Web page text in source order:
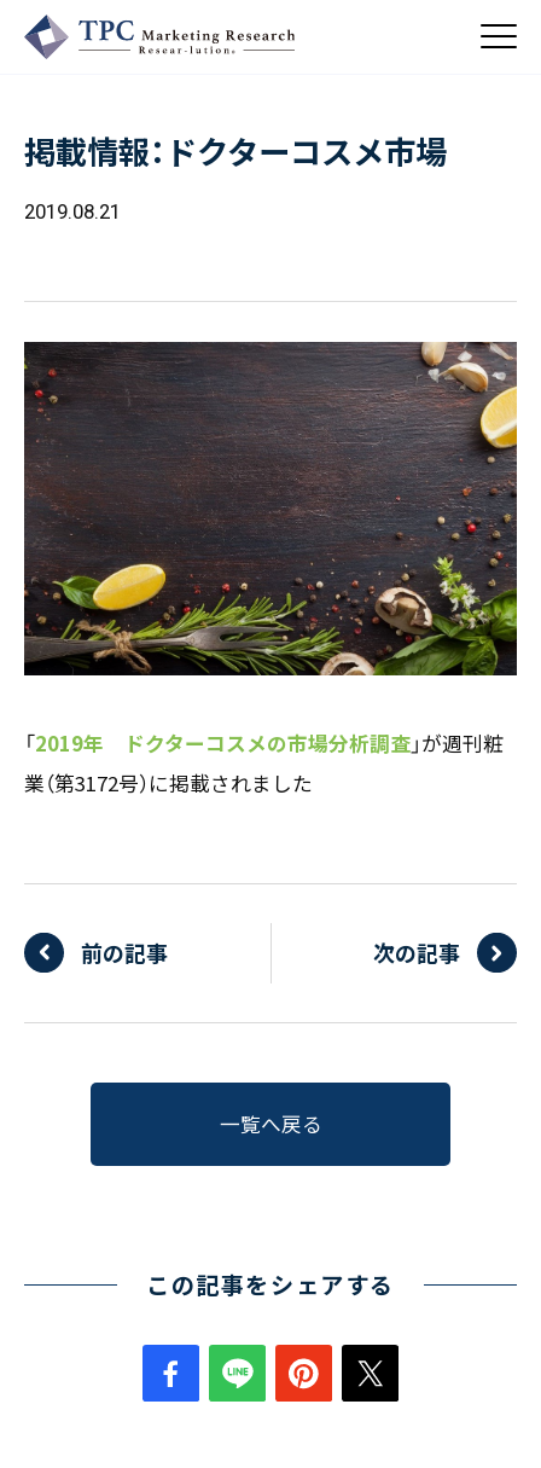
〒550-0013
TEL 06-6538-5358（代表）
Mail form
About Us
CSR
依頼・受託調査
- 市場調査
- 競合調査
- アンケート調査
- クイックリサーチ
自主企画調査
お客様の声
Online Shop ／ 事業紹介
Beauty & Cosmetics
Health & Food
Pharmaceuticals & Medical
Chemical & Life Sciences
Topics ／ トピックス
ALL
お知らせ
新刊情報
掲載情報
Newsletter
インタビュー
TPCジャーナル
Recruit ／ 採用情報
採用TOP
- 求める人物像
- 人事育成システム
- 先輩社員の声
- TPCでの働き方
Contents ／ 事業紹介
お問い合わせ
コンプライアンス規程
プライバシーポリシー
掲載情報：ドクターコスメ市場
2019.08.21
「2019年 ドクターコスメの市場分析調査」が週刊粧
業（第3172号）に掲載されました
前の記事 次の記事
一覧へ戻る
この記事をシェアする